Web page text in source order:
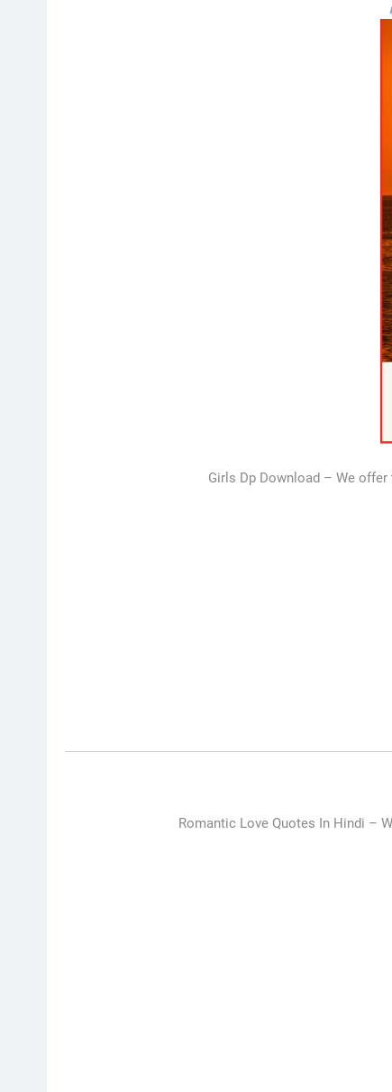
Girls Dp Download – We
Romantic Love Quotes In Hindi –